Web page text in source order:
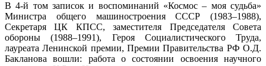
В 4-й том записок и воспоминаний «Космос – моя судьба»
Министра
общего машиностроения СССР (1983–1988),
Секретаря ЦК КПСС, заместителя Председателя Совета
обороны (1988–1991), Героя Социалистического Труда,
лауреата Ленинской премии, Премии Правительства РФ О.Д.
Бакланова вошли: работа о состоянии освоения научного